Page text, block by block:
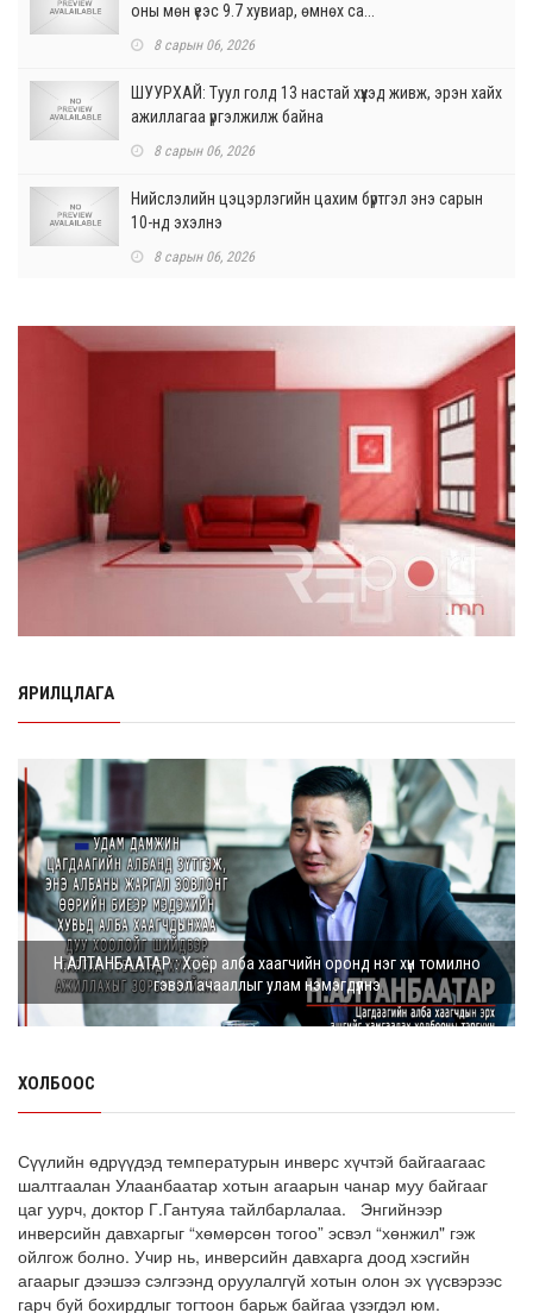
оны мөн үеэс 9.7 хувиар, өмнөх са...
8 сарын 06, 2026
ШУУРХАЙ: Туул голд 13 настай хүүхэд живж, эрэн хайх
ажиллагаа үргэлжилж байна
8 сарын 06, 2026
Нийслэлийн цэцэрлэгийн цахим бүртгэл энэ сарын
10-нд эхэлнэ
8 сарын 06, 2026
барилгын ажлын нийт гүйцэтгэл 74.5 хув...
Нэгдүгээр ангид элсэгчдийн бүртгэлийг энэ сарын 17-
ноос E-Mongolia системээр зохи...
Өчигдөр согтуугаар тээврийн хэрэгсэл жолоодсон
95 хэрэг бүртгэгджээ
Хүүхдийн мөнгө, халамж, тэтгэмжийг энэ сарын 20-нд
НӨАТ-ын буцаан олголтыг 8 хувь болгох өргөдөлд 14
Г.Дамдинням: Шатахууны үнэ дээр тохиролцох
боломжгүй. Одоогоор олдож байгаа газра...
8 сарын 05, 2026
Э.Батшугар: Монгол Улс нэг эх үүсвэрээс буюу өндөр
чанартай эмийг, хямд үнээр худ...
8 сарын 05, 2026
НӨӨЦТЭЙ БАЙНА
8 сарын 05, 2026
Тэгш, сондгойгоор зааглан шатахуун олгосноор
өдрийн ачаалал ХОЁР ДАХИН БУУРСАН
ЯРИЛЦЛАГА
Н.АЛТАНБААТАР : Хоёр алба хаагчийн оронд нэг хүн томилно
гэвэл ачааллыг улам нэмэгдүүлнэ
ХОЛБООС
Сүүлийн өдрүүдэд температурын инверс хүчтэй байгаагаас
шалтгаалан Улаанбаатар хотын агаарын чанар муу байгааг
цаг уурч, доктор Г.Гантуяа тайлбарлалаа. Энгийнээр
инверсийн давхаргыг “хөмөрсөн тогоо” эсвэл “хөнжил" гэж
ойлгож болно. Учир нь, инверсийн давхарга доод хэсгийн
агаарыг дээшээ сэлгээнд оруулалгүй хотын олон эх үүсвэрээс
гарч буй бохирдлыг тогтоон барьж байгаа үзэгдэл юм.